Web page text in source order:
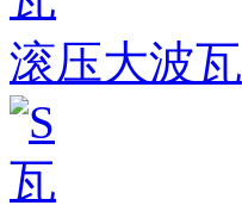
滚压大波瓦